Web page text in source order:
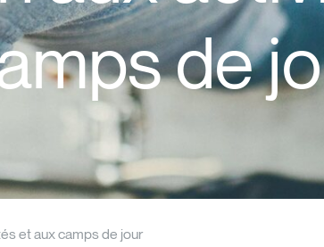
de
et aux camps de jour